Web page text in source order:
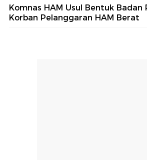
Komnas HAM Usul Bentuk Badan
Korban Pelanggaran HAM Berat